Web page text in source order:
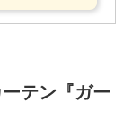
テン『ガー